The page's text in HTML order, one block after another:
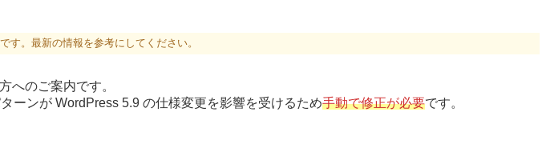
す。最新の情報を参考にしてください。
へのご案内です。
ーンが WordPress 5.9 の仕様変更を影響を受けるため手動で修正が必要です。